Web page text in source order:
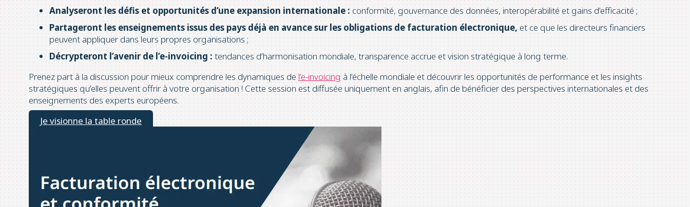
Analyseront les défis et opportunités d’une expansion internationale : conformité, gouvernance des données, interopérabilité et gains d’efficacité ;
Partageront les enseignements issus des pays déjà en avance sur les obligations de facturation électronique, et ce que les directeurs financiers
peuvent appliquer dans leurs propres organisations ;
Décrypteront l’avenir de l’e-invoicing : tendances d’harmonisation mondiale, transparence accrue et vision stratégique à long terme.
Prenez part à la discussion pour mieux comprendre les dynamiques de l’e-invoicing à l’échelle mondiale et découvrir les opportunités de performance et les insights
stratégiques qu’elles peuvent offrir à votre organisation ! Cette session est diffusée uniquement en anglais, afin de bénéficier des perspectives internationales et des
enseignements des experts européens.
Je visionne la table ronde